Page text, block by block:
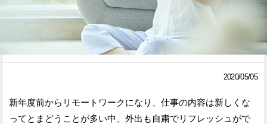
ウートピとは？
Facebook
ェ
2020/05/05
新年度前からリモートワークになり、仕事の内容は新しくな
ってとまどうことが多い中、外出も自粛でリフレッシュがで